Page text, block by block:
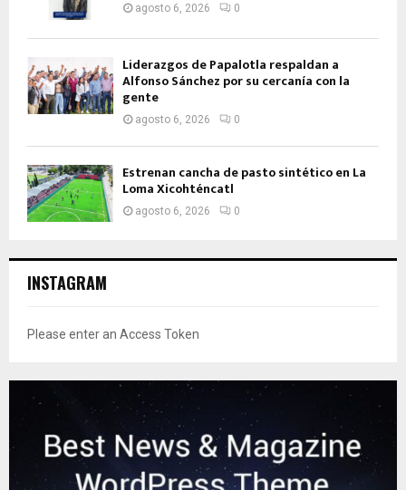
agosto 6, 2026 0
Liderazgos de Papalotla respaldan a
Alfonso Sánchez por su cercanía con la
gente
agosto 6, 2026 0
Estrenan cancha de pasto sintético en La
Loma Xicohténcatl
agosto 6, 2026 0
INSTAGRAM
Please enter an Access Token